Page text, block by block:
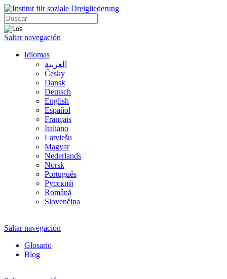
Saltar navegación
Idiomas
العربية
Česky
Dansk
Deutsch
English
Español
Français
Italiano
Latviešu
Magyar
Nederlands
Norsk
Português
Русский
Română
Slovenčina
Saltar navegación
Glosario
Blog